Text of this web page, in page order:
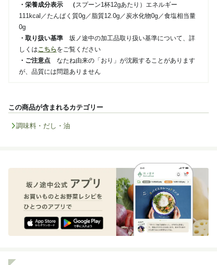
・栄養成分表示 （ スプーン1杯12gあたり）エネルギー
111kcal／たんぱく質0g／脂質12.0g／炭水化物0g／食塩相当量
0g
・取り扱い基準坂ノ途中の加工品取り扱い基準について、詳
しくはこちらをご覧ください
・ご注意点なたね由来の「おり」が沈殿することがあります
が、品質には問題ありません
この商品が含まれるカテゴリー
調味料・だし・油